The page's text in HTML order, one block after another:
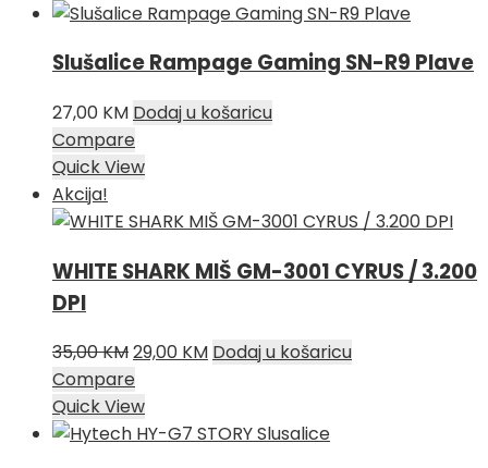
Slušalice Rampage Gaming SN-R9 Plave
27,00 KM Dodaj u košaricu
Compare
Quick View
Akcija!
WHITE SHARK MIŠ GM-3001 CYRUS / 3.200
DPI
35,00KMIzvorna
cijena
bila
je:
29,00 KMTrenutna
29,00 KM.
Dodaj u košaricu
Compare
Quick View